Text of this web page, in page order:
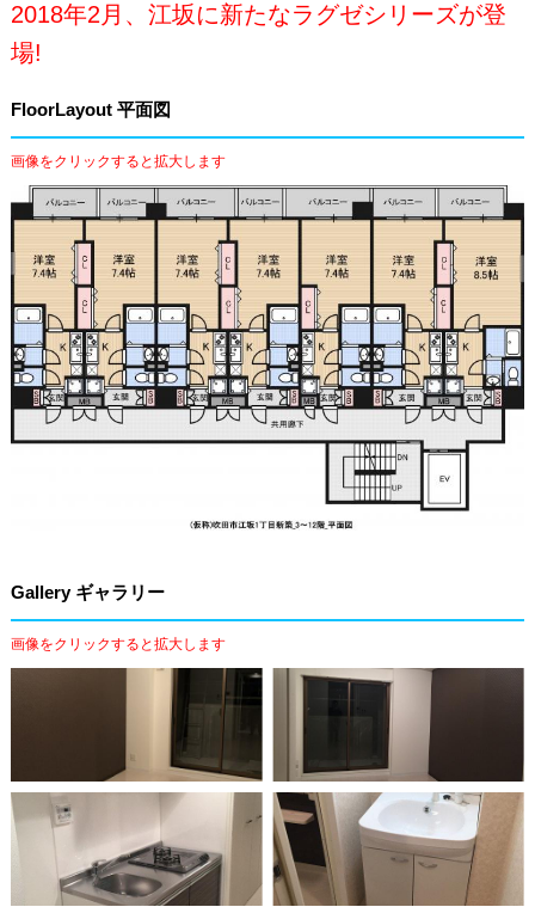
2018年2月、江坂に新たなラグゼシリーズが登
場!
FloorLayout 平面図
画像をクリックすると拡大します
Gallery ギャラリー
画像をクリックすると拡大します